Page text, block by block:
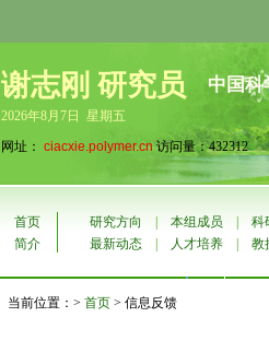
谢志刚 研究员 中国科
2026年8月7日 星期五
网址： ciacxie.polymer.cn访问量：432312
首页 研究方向 本组成员 科
简介
最新动态 人才培养 教
当前位置：> 首页 > 信息反馈